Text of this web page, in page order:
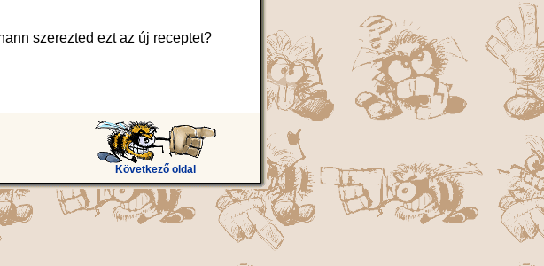
szerezted ezt az új receptet?
Következő oldal